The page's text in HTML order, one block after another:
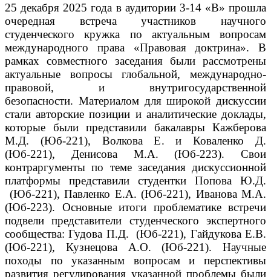
25 декабря 2025 года в аудитории 3-14 «В» прошла
очередная встреча участников научного
студенческого кружка по актуальным вопросам
международного права «Правовая доктрина». В
рамках совместного заседания были рассмотрены
актуальные вопросы глобальной, международно-
правовой, и внутригосударственной
безопасности. Материалом для широкой дискуссии
стали авторские позиции и аналитические доклады,
которые были представили бакалавры Кажберова
М.Д. (Юб-221), Волкова Е. и Коваленко Д.
(Юб-221), Денисова М.А. (Юб-223). Свои
контраргументы по теме заседания дискуссионной
платформы представили студентки Попова Ю.Д.
(Юб-221), Павленко Е.А. (Юб-221), Иванова М.А.
(Юб-223). Основные итоги проблематике встречи
подвели представители студенческого экспертного
сообщества: Гудова П.Д. (Юб-221), Гайдукова Е.В.
(Юб-221), Кузнецова А.О. (Юб-221). Научные
походы по указанным вопросам и перспективы
развития регулирования указанной проблемы были